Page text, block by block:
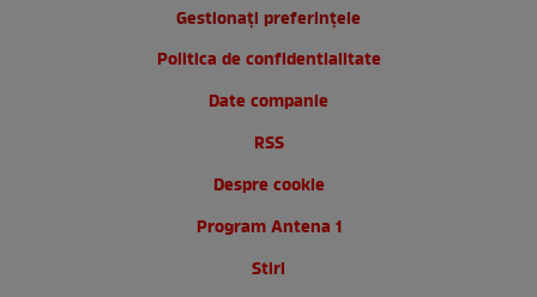
Gestionați preferințele
Politica de confidentialitate
Date companie
RSS
Despre cookie
Program Antena 1
Stiri